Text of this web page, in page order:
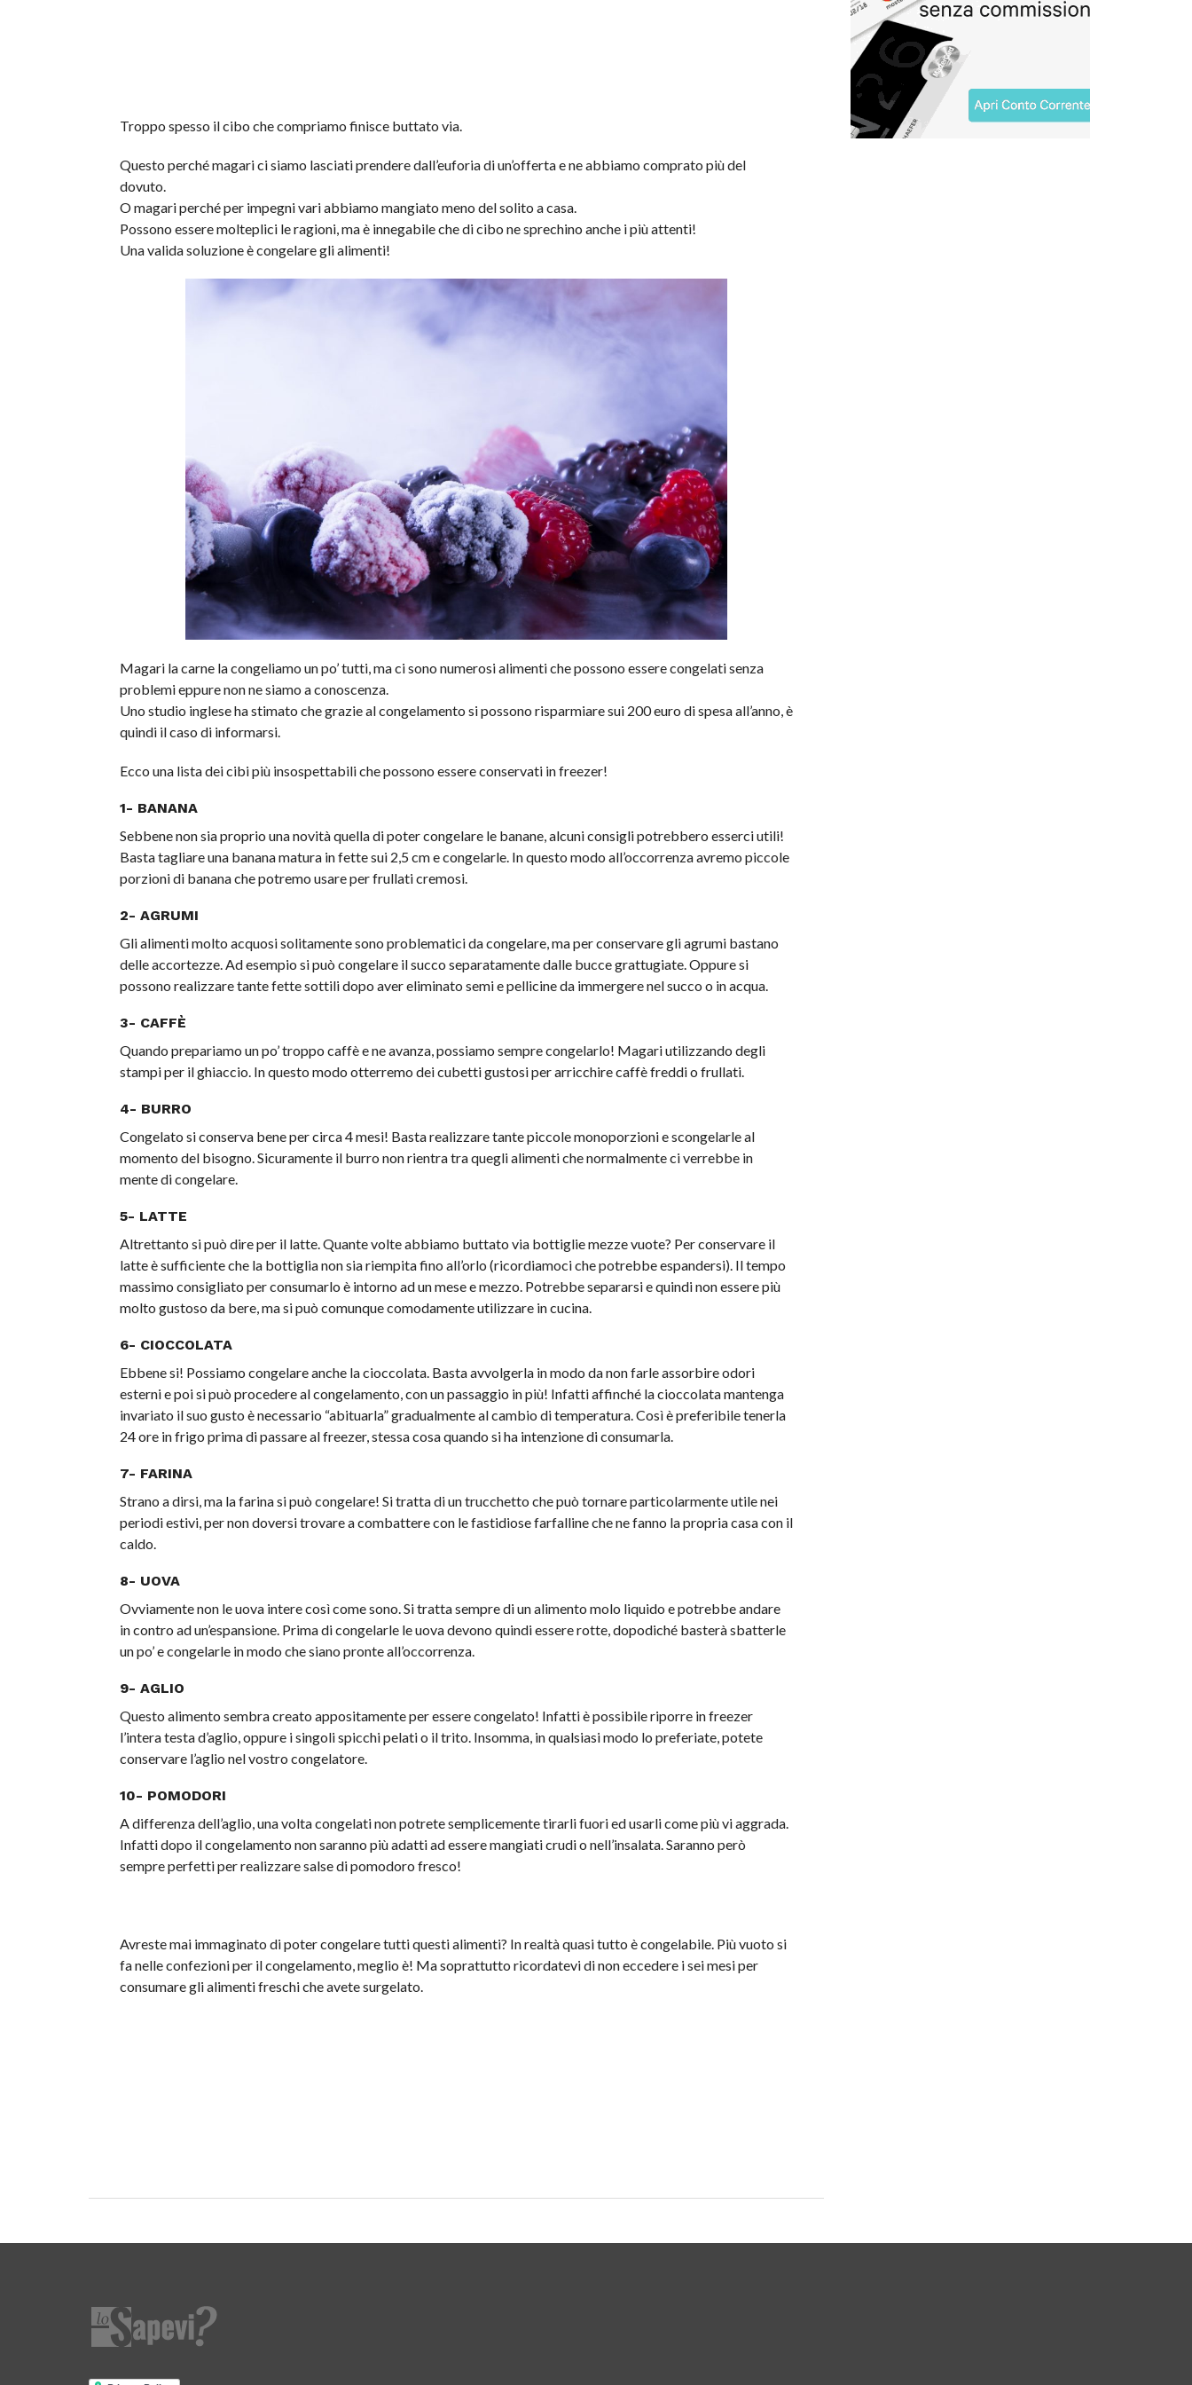
Troppo spesso il cibo che compriamo finisce buttato via.
Questo perché magari ci siamo lasciati prendere dall’euforia di un’offerta e ne abbiamo comprato più del
dovuto.
O magari perché per impegni vari abbiamo mangiato meno del solito a casa.
Possono essere molteplici le ragioni, ma è innegabile che di cibo ne sprechino anche i più attenti!
Una valida soluzione è congelare gli alimenti!
Magari la carne la congeliamo un po’ tutti, ma ci sono numerosi alimenti che possono essere congelati senza
problemi eppure non ne siamo a conoscenza.
Uno studio inglese ha stimato che grazie al congelamento si possono risparmiare sui 200 euro di spesa all’anno, è
quindi il caso di informarsi.
Ecco una lista dei cibi più insospettabili che possono essere conservati in freezer!
1- BANANA
Sebbene non sia proprio una novità quella di poter congelare le banane, alcuni consigli potrebbero esserci utili!
Basta tagliare una banana matura in fette sui 2,5 cm e congelarle. In questo modo all’occorrenza avremo piccole
porzioni di banana che potremo usare per frullati cremosi.
2- AGRUMI
Gli alimenti molto acquosi solitamente sono problematici da congelare, ma per conservare gli agrumi bastano
delle accortezze. Ad esempio si può congelare il succo separatamente dalle bucce grattugiate. Oppure si
possono realizzare tante fette sottili dopo aver eliminato semi e pellicine da immergere nel succo o in acqua.
3- CAFFÈ
Quando prepariamo un po’ troppo caffè e ne avanza, possiamo sempre congelarlo! Magari utilizzando degli
stampi per il ghiaccio. In questo modo otterremo dei cubetti gustosi per arricchire caffè freddi o frullati.
4- BURRO
Congelato si conserva bene per circa 4 mesi! Basta realizzare tante piccole monoporzioni e scongelarle al
momento del bisogno. Sicuramente il burro non rientra tra quegli alimenti che normalmente ci verrebbe in
mente di congelare.
5- LATTE
Altrettanto si può dire per il latte. Quante volte abbiamo buttato via bottiglie mezze vuote? Per conservare il
latte è sufficiente che la bottiglia non sia riempita fino all’orlo (ricordiamoci che potrebbe espandersi). Il tempo
massimo consigliato per consumarlo è intorno ad un mese e mezzo. Potrebbe separarsi e quindi non essere più
molto gustoso da bere, ma si può comunque comodamente utilizzare in cucina.
6- CIOCCOLATA
Ebbene si! Possiamo congelare anche la cioccolata. Basta avvolgerla in modo da non farle assorbire odori
esterni e poi si può procedere al congelamento, con un passaggio in più! Infatti affinché la cioccolata mantenga
invariato il suo gusto è necessario “abituarla” gradualmente al cambio di temperatura. Così è preferibile tenerla
24 ore in frigo prima di passare al freezer, stessa cosa quando si ha intenzione di consumarla.
7- FARINA
Strano a dirsi, ma la farina si può congelare! Si tratta di un trucchetto che può tornare particolarmente utile nei
periodi estivi, per non doversi trovare a combattere con le fastidiose farfalline che ne fanno la propria casa con il
caldo.
8- UOVA
Ovviamente non le uova intere così come sono. Si tratta sempre di un alimento molo liquido e potrebbe andare
in contro ad un’espansione. Prima di congelarle le uova devono quindi essere rotte, dopodiché basterà sbatterle
un po’ e congelarle in modo che siano pronte all’occorrenza.
9- AGLIO
Questo alimento sembra creato appositamente per essere congelato! Infatti è possibile riporre in freezer
l’intera testa d’aglio, oppure i singoli spicchi pelati o il trito. Insomma, in qualsiasi modo lo preferiate, potete
conservare l’aglio nel vostro congelatore.
10- POMODORI
A differenza dell’aglio, una volta congelati non potrete semplicemente tirarli fuori ed usarli come più vi aggrada.
Infatti dopo il congelamento non saranno più adatti ad essere mangiati crudi o nell’insalata. Saranno però
sempre perfetti per realizzare salse di pomodoro fresco!
Avreste mai immaginato di poter congelare tutti questi alimenti? In realtà quasi tutto è congelabile. Più vuoto si
fa nelle confezioni per il congelamento, meglio è! Ma soprattutto ricordatevi di non eccedere i sei mesi per
consumare gli alimenti freschi che avete surgelato.